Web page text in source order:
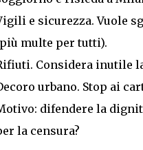
e sicurezza. Vuole
multe per tutti).
Considera inutile
urbano. Stop ai
difendere la
la censura?